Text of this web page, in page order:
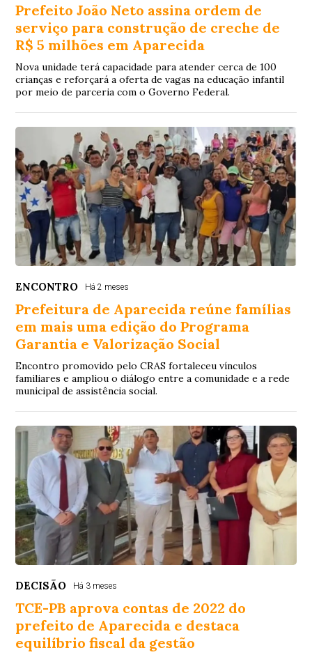
Prefeito João Neto assina ordem de
serviço para construção de creche de
R$ 5 milhões em Aparecida
Nova unidade terá capacidade para atender cerca de 100
crianças e reforçará a oferta de vagas na educação infantil
por meio de parceria com o Governo Federal.
ENCONTRO Há 2 meses
Prefeitura de Aparecida reúne famílias
em mais uma edição do Programa
Garantia e Valorização Social
Encontro promovido pelo CRAS fortaleceu vínculos
familiares e ampliou o diálogo entre a comunidade e a rede
municipal de assistência social.
DECISÃO Há 3 meses
TCE-PB aprova contas de 2022 do
prefeito de Aparecida e destaca
equilíbrio fiscal da gestão